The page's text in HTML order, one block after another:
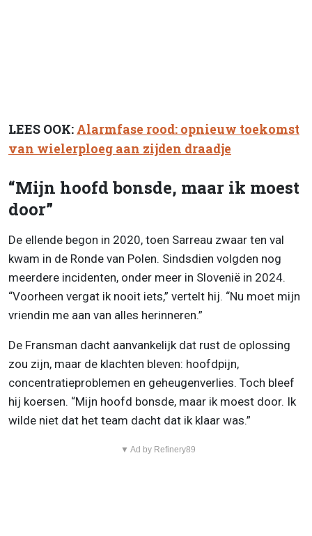
LEES OOK: Alarmfase rood: opnieuw toekomst
van wielerploeg aan zijden draadje
“Mijn hoofd bonsde, maar ik moest
door”
De ellende begon in 2020, toen Sarreau zwaar ten val
kwam in de Ronde van Polen. Sindsdien volgden nog
meerdere incidenten, onder meer in Slovenië in 2024.
“Voorheen vergat ik nooit iets,” vertelt hij. “Nu moet mijn
vriendin me aan van alles herinneren.”
De Fransman dacht aanvankelijk dat rust de oplossing
zou zijn, maar de klachten bleven: hoofdpijn,
concentratieproblemen en geheugenverlies. Toch bleef
hij koersen. “Mijn hoofd bonsde, maar ik moest door. Ik
wilde niet dat het team dacht dat ik klaar was.”
▼ Ad by Refinery89